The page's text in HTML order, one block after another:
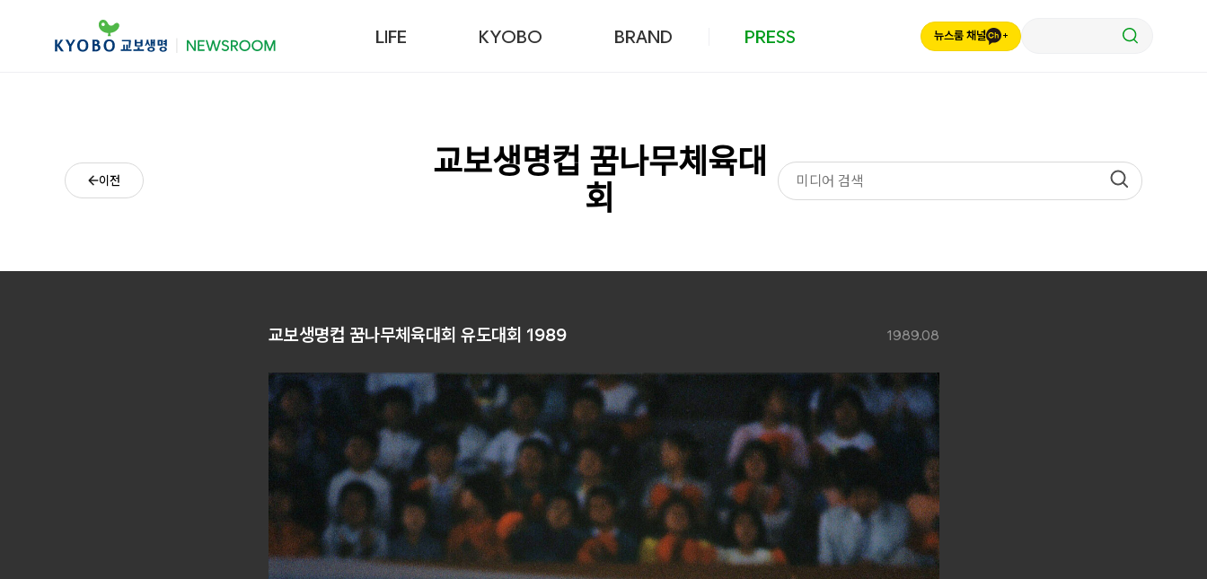
LIFE KYOBO BRAND PRESS 뉴스룸 채널
이전
교보생명컵 꿈나무체육대
회
교보생명컵 꿈나무체육대회 유도대회 1989 1989.08